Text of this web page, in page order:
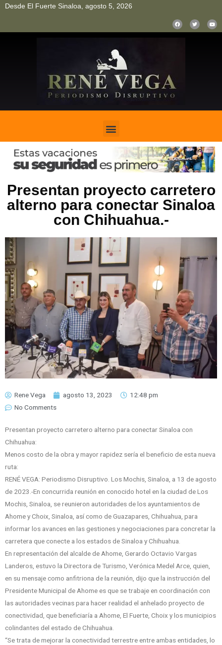
Desde El Fuerte Sinaloa, agosto 5, 2026
Presentan proyecto carretero
alterno para conectar Sinaloa
con Chihuahua.-
Rene Vega agosto 13, 2023
12:48 pm
No Comments
Presentan proyecto carretero alterno para conectar Sinaloa con
Chihuahua:
Menos costo de la obra y mayor rapidez sería el beneficio de esta nueva
ruta:
RENÉ VEGA: Periodismo Disruptivo. Los Mochis, Sinaloa, a 13 de agosto
de 2023.-En concurrida reunión en conocido hotel en la ciudad de Los
Mochis, Sinaloa, se reunieron autoridades de los ayuntamientos de
Ahome y Choix, Sinaloa, así como de Guazapares, Chihuahua, para
informar los avances en las gestiones y negociaciones para concretar la
carretera que conecte a los estados de Sinaloa y Chihuahua.
En representación del alcalde de Ahome, Gerardo Octavio Vargas
Landeros, estuvo la Directora de Turismo, Verónica Medel Arce, quien,
en su mensaje como anfitriona de la reunión, dijo que la instrucción del
Presidente Municipal de Ahome es que se trabaje en coordinación con
las autoridades vecinas para hacer realidad el anhelado proyecto de
conectividad, que beneficiaría a Ahome, El Fuerte, Choix y los municipios
colindantes del estado de Chihuahua.
“Se trata de mejorar la conectividad terrestre entre ambas entidades, lo